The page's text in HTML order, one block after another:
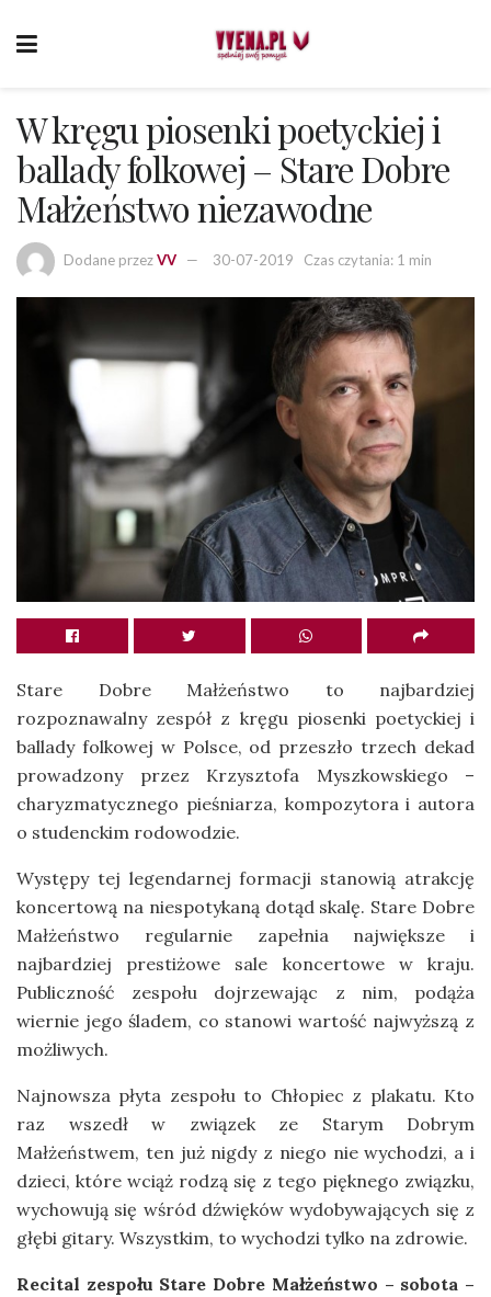
W kręgu piosenki poetyckiej i
ballady folkowej – Stare Dobre
Małżeństwo niezawodne
Dodane przezVV 30-07-2019 Czas czytania: 1 min
Stare Dobre Małżeństwo to najbardziej
rozpoznawalny zespół z kręgu piosenki poetyckiej i
ballady folkowej w Polsce, od przeszło trzech dekad
prowadzony przez Krzysztofa Myszkowskiego –
charyzmatycznego pieśniarza, kompozytora i autora
o studenckim rodowodzie.
Występy tej legendarnej formacji stanowią atrakcję
koncertową na niespotykaną dotąd skalę. Stare Dobre
Małżeństwo regularnie zapełnia największe i
najbardziej prestiżowe sale koncertowe w kraju.
Publiczność zespołu dojrzewając z nim, podąża
wiernie jego śladem, co stanowi wartość najwyższą z
możliwych.
Najnowsza płyta zespołu to Chłopiec z plakatu. Kto
raz wszedł w związek ze Starym Dobrym
Małżeństwem, ten już nigdy z niego nie wychodzi, a i
dzieci, które wciąż rodzą się z tego pięknego związku,
wychowują się wśród dźwięków wydobywających się z
głębi gitary. Wszystkim, to wychodzi tylko na zdrowie.
Recital zespołu Stare Dobre Małżeństwo – sobota –